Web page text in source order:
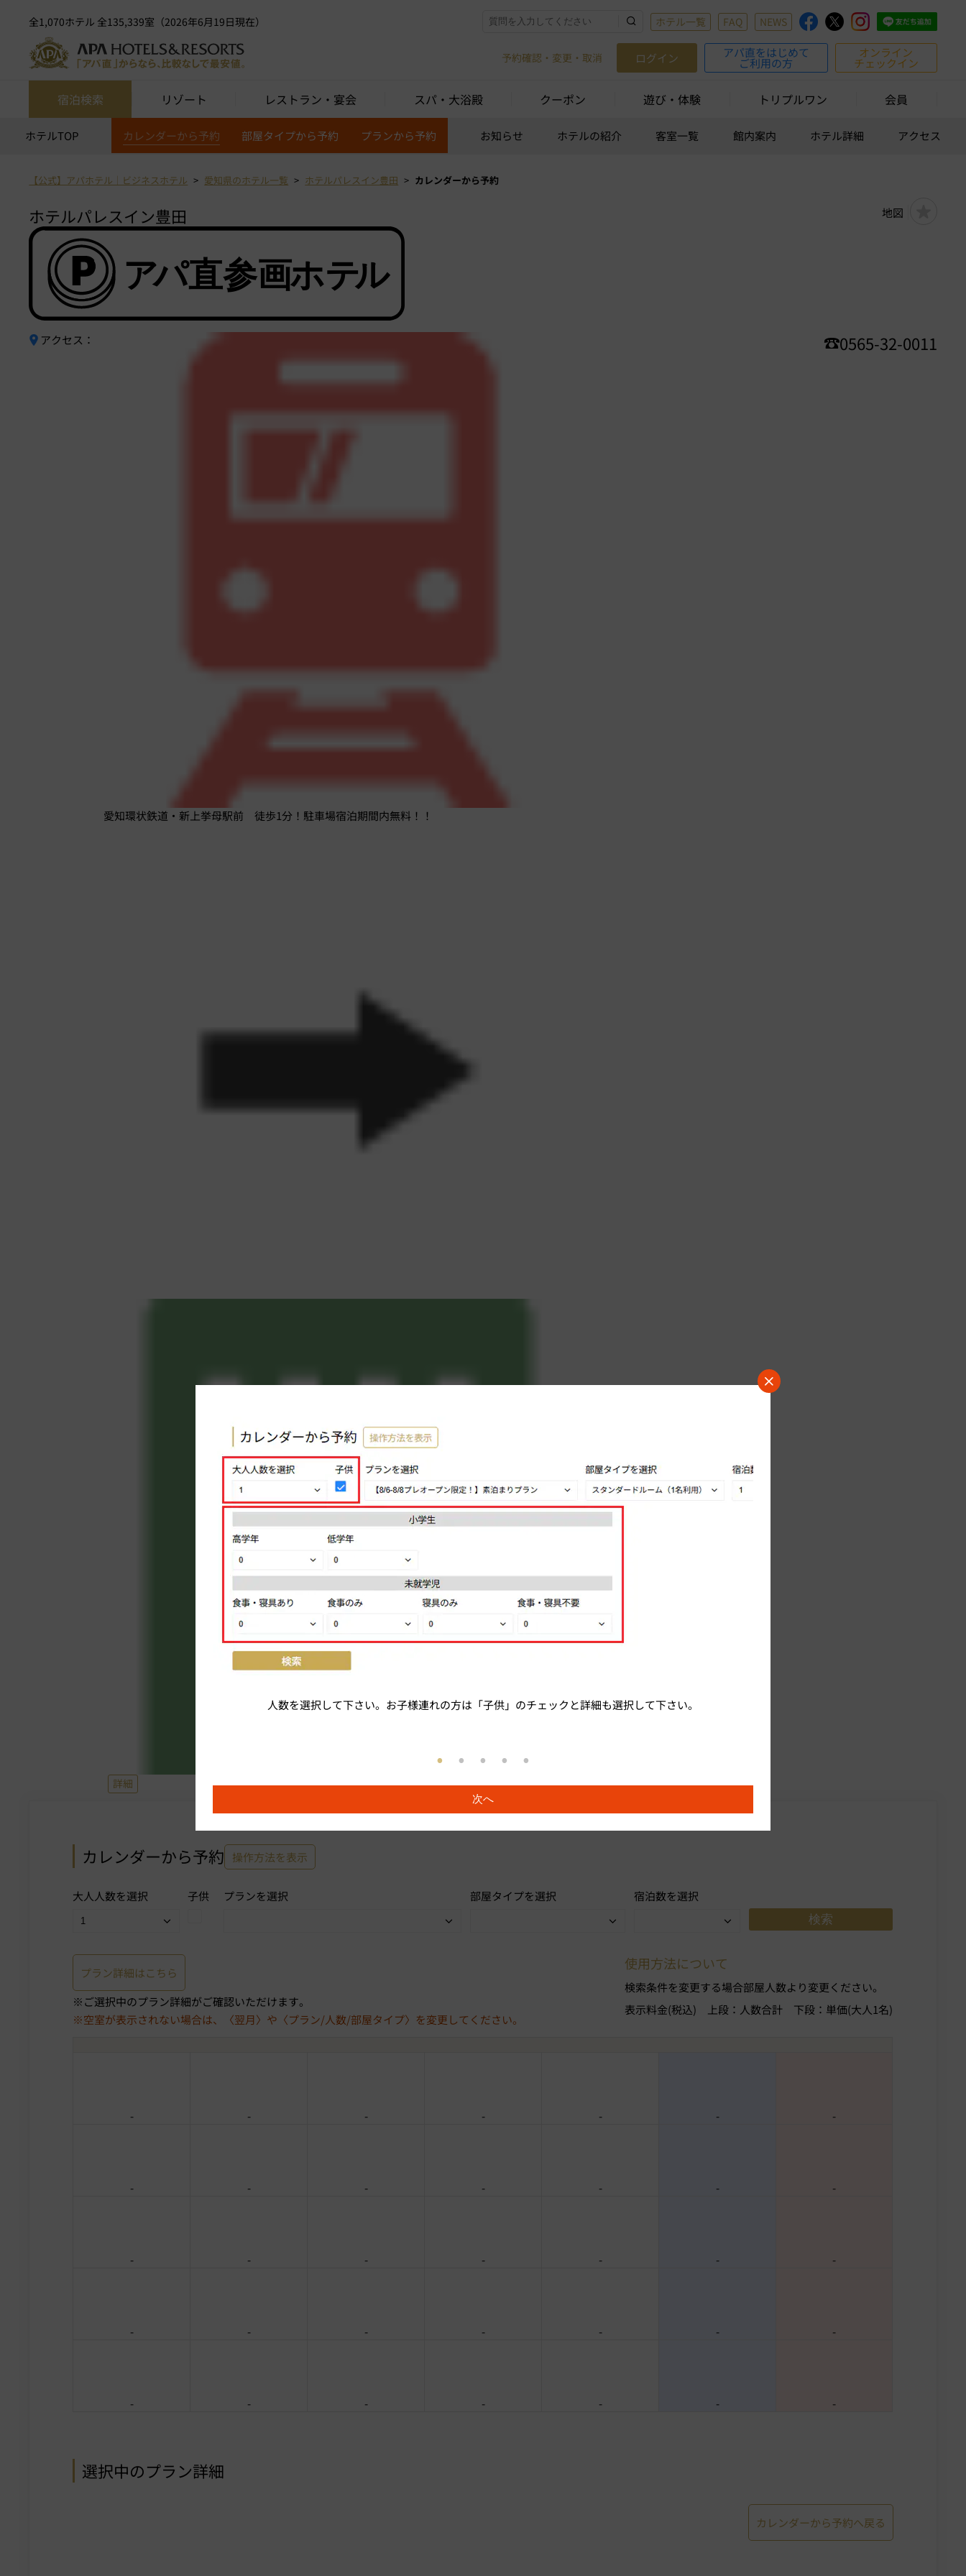
人数を選択して下さい。お子様連れの方は「子供」のチェックと詳細も選択して下さい。
次へ
全1,070ホテル 全135,339室（2026年6月19日現在） ホテル一覧 FAQ NEWS
予約確認・変更・取消 ログイン アパ直をはじめて
ご利用の方
オンライン
チェックイン
宿泊検索 リゾート レストラン・宴会 スパ・大浴殿 クーポン 遊び・体験 トリプルワン 会員
ホテルTOP カレンダーから予約 部屋タイプから予約 プランから予約 お知らせ ホテルの紹介 客室一覧 館内案内 ホテル詳細 アクセス
【公式】アパホテル｜ビジネスホテル 愛知県のホテル一覧 ホテルパレスイン豊田 カレンダーから予約
ホテルパレスイン豊田 地図
アクセス：
愛知環状鉄道・新上挙母駅前 徒歩1分！駐車場宿泊期間内無料！！
詳細
0565-32-0011
カレンダーから予約 操作方法を表示
大人人数を選択 子供 プランを選択 部屋タイプを選択 宿泊数を選択
プラン詳細はこちら
ご選択中のプラン詳細がご確認いただけます。
空室が表示されない場合は、〈翌月〉や〈プラン/人数/部屋タイプ〉を変更してください。
使用方法について
検索条件を変更する場合部屋人数より変更ください。
表示料金(税込)
上段：人数合計下段：単価(大人1名)
- - - - - - -
- - - - - - -
- - - - - - -
- - - - - - -
- - - - - - -
選択中のプラン詳細
カレンダーから予約へ戻る